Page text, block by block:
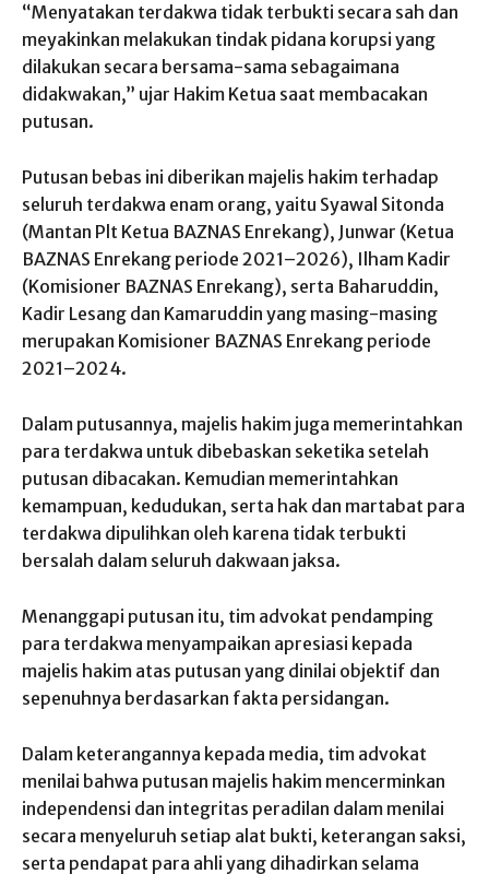
“Menyatakan terdakwa tidak terbukti secara sah dan
meyakinkan melakukan tindak pidana korupsi yang
dilakukan secara bersama-sama sebagaimana
didakwakan,” ujar Hakim Ketua saat membacakan
putusan.
Putusan bebas ini diberikan majelis hakim terhadap
seluruh terdakwa enam orang, yaitu Syawal Sitonda
(Mantan Plt Ketua BAZNAS Enrekang), Junwar (Ketua
BAZNAS Enrekang periode 2021–2026), Ilham Kadir
(Komisioner BAZNAS Enrekang), serta Baharuddin,
Kadir Lesang dan Kamaruddin yang masing-masing
merupakan Komisioner BAZNAS Enrekang periode
2021–2024.
Dalam putusannya, majelis hakim juga memerintahkan
para terdakwa untuk dibebaskan seketika setelah
putusan dibacakan. Kemudian memerintahkan
kemampuan, kedudukan, serta hak dan martabat para
terdakwa dipulihkan oleh karena tidak terbukti
bersalah dalam seluruh dakwaan jaksa.
Menanggapi putusan itu, tim advokat pendamping
para terdakwa menyampaikan apresiasi kepada
majelis hakim atas putusan yang dinilai objektif dan
sepenuhnya berdasarkan fakta persidangan.
Dalam keterangannya kepada media, tim advokat
menilai bahwa putusan majelis hakim mencerminkan
independensi dan integritas peradilan dalam menilai
secara menyeluruh setiap alat bukti, keterangan saksi,
serta pendapat para ahli yang dihadirkan selama